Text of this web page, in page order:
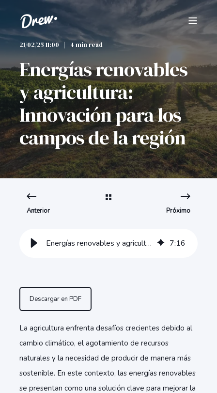
21/02/25 11:00 4 min read
Energías renovables
y agricultura:
Innovación para los
campos de la región
Anterior Próximo
Energías renovables y agricultura: Innovación para los campos de la región 7:16
Descargar en PDF
La agricultura enfrenta desafíos crecientes debido al
cambio climático, el agotamiento de recursos
naturales y la necesidad de producir de manera más
sostenible. En este contexto, las energías renovables
se presentan como una solución clave para mejorar la